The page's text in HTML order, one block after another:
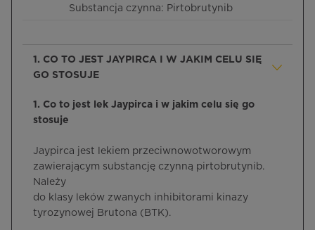
Substancja czynna: Pirtobrutynib
1. CO TO JEST JAYPIRCA I W JAKIM CELU SIĘ
GO STOSUJE
1. Co to jest lek Jaypirca i w jakim celu się go
stosuje
Jaypirca jest lekiem przeciwnowotworowym
zawierającym substancję czynną pirtobrutynib.
Należy
do klasy leków zwanych inhibitorami kinazy
tyrozynowej Brutona (BTK).